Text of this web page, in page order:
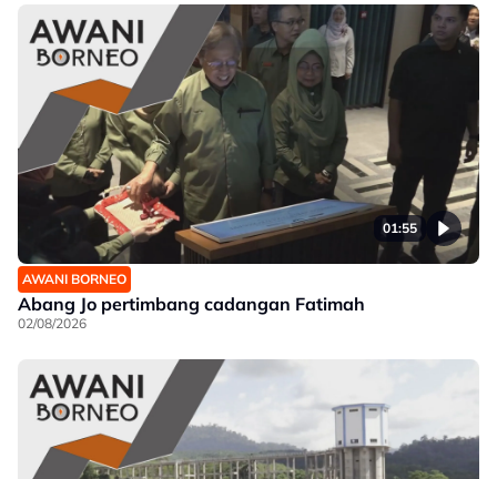
01:55
AWANI BORNEO
Abang Jo pertimbang cadangan Fatimah
02/08/2026